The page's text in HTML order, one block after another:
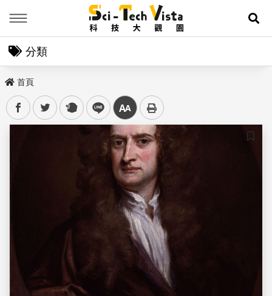
展
分類
首頁
facebooktwitter plurk line 中
儲存